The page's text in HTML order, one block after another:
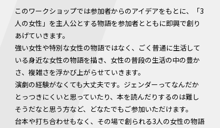
このワークショップでは参加者からのアイデアをもとに、「3
人の女性」を主人公とする物語を参加者とともに即興で創り
あげていきます。
強い女性や特別な女性の物語ではなく、ごく普通に生活して
いる身近な女性の物語を描き、女性の普段の生活の中の豊か
さ、複雑さを浮かび上がらせていきます。
演劇の経験がなくても大丈夫です。ジェンダーってなんだか
とっつきにくいと思っていたり、本を読んだりするのは難し
そうだなと思う方など、どなたでもご参加いただけます。
台本や打ち合わせもなく、その場で創られる3人の女性の物語